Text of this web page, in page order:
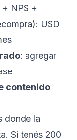
NPS +
USD
: agregar
contenido:
donde la
Si tenés 200